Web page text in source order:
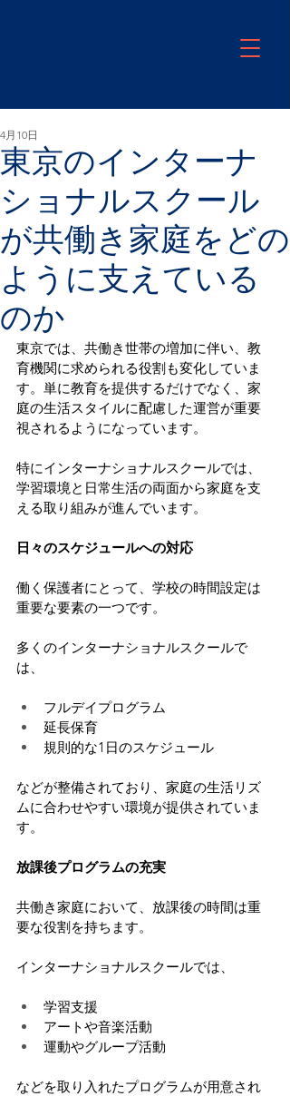
東京のインターナ
ショナルスクール
が共働き家庭をどの
ように支えている
のか
4月10日
東京では、共働き世帯の増加に伴い、教
育機関に求められる役割も変化していま
す。単に教育を提供するだけでなく、家
庭の生活スタイルに配慮した運営が重要
視されるようになっています。
特にインターナショナルスクールでは、
学習環境と日常生活の両面から家庭を支
える取り組みが進んでいます。
日々のスケジュールへの対応
働く保護者にとって、学校の時間設定は
重要な要素の一つです。
多くのインターナショナルスクールで
は、
フルデイプログラム
延長保育
規則的な1日のスケジュール
などが整備されており、家庭の生活リズ
ムに合わせやすい環境が提供されていま
す。
放課後プログラムの充実
共働き家庭において、放課後の時間は重
要な役割を持ちます。
インターナショナルスクールでは、
学習支援
アートや音楽活動
運動やグループ活動
などを取り入れたプログラムが用意され